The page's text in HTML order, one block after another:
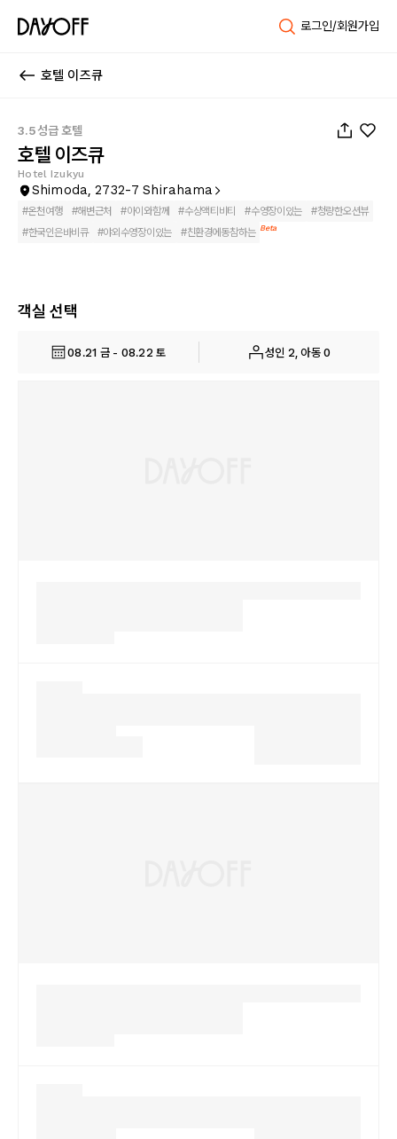
로그인/회원가입
호텔 이즈큐
3.5성급 호텔
호텔 이즈큐
Hotel Izukyu
Shimoda, 2732-7 Shirahama
#온천여행 #해변근처 #아이와함께 #수상액티비티 #수영장이있는 #청량한오션뷰
#한국인은바비큐 #야외수영장이있는 #친환경에동참하는 Beta
객실 선택
08.21 금 - 08.22 토 성인 2, 아동 0